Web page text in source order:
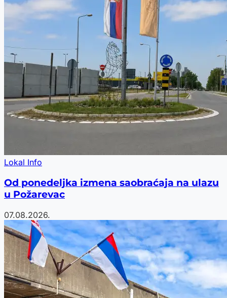
Lokal Info
Od ponedeljka izmena saobraćaja na ulazu
u Požarevac
07.08.2026.